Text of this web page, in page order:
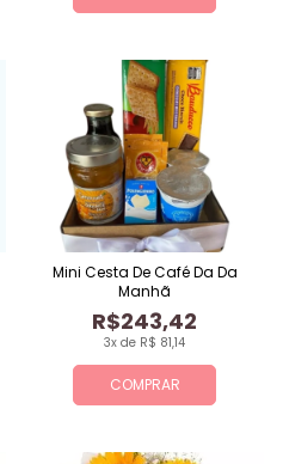
COMPRAR
3x de R$ 81,14
R$243,42
Mini Cesta De Café Da Da
Manhã